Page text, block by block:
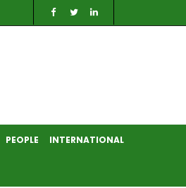
PEOPLE INTERNATIONAL